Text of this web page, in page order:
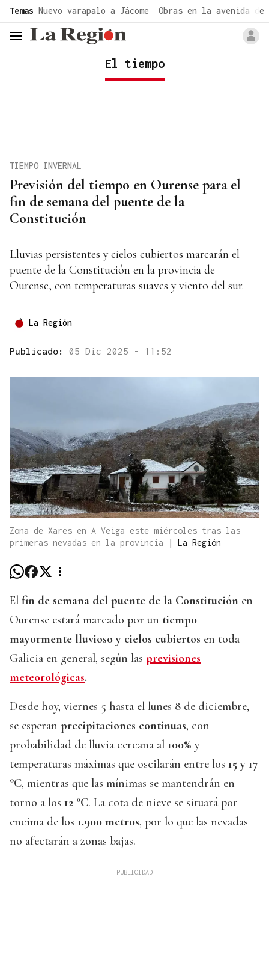
Temas Nuevo varapalo a Jácome Obras en la avenida de
header.menu.open
El tiempo
Previsión del tiempo en Ourense para el
fin de semana del puente de la
Constitución
TIEMPO INVERNAL
Lluvias persistentes y cielos cubiertos marcarán el
puente de la Constitución en la provincia de
Ourense, con temperaturas suaves y viento del sur.
La Región
Publicado: 05 Dic 2025 - 11:52
Zona de Xares en A Veiga este miércoles tras las
primeras nevadas en la provincia
| La Región
El fin de semana del puente de la Constitución en
Ourense estará marcado por un tiempo
mayormente lluvioso y cielos cubiertos en toda
Galicia en general, según las previsiones
meteorológicas.
Desde hoy, viernes 5 hasta el lunes 8 de diciembre,
se esperan precipitaciones continuas, con
probabilidad de lluvia cercana al 100% y
temperaturas máximas que oscilarán entre los 15 y 17
°C, mientras que las mínimas se mantendrán en
torno a los 12 °C. La cota de nieve se situará por
encima de los 1.900 metros, por lo que las nevadas
no afectarán a zonas bajas.